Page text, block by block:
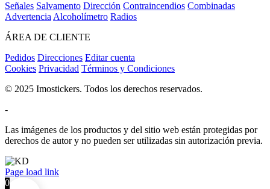
Señales Salvamento Dirección Contraincendios Combinadas
Advertencia Alcoholímetro Radios
ÁREA DE CLIENTE
Pedidos Direcciones Editar cuenta
Cookies Privacidad Términos y Condiciones
© 2025 Imostickers. Todos los derechos reservados.
-
Las imágenes de los productos y del sitio web están protegidas por
derechos de autor y no pueden ser utilizadas sin autorización previa.
Facebook
Twitter
Instagram
Pinterest
Page load link
0